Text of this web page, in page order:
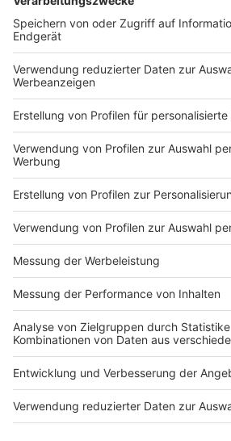
DEINE GEMERKTEN ARTIKEL
Du hast dir noch keine Artikel
Markiere sie hierfür mit einem
Impressum
Nutzungsbedingungen
Jobs
Presse
Werben
Kontakt
Studio-